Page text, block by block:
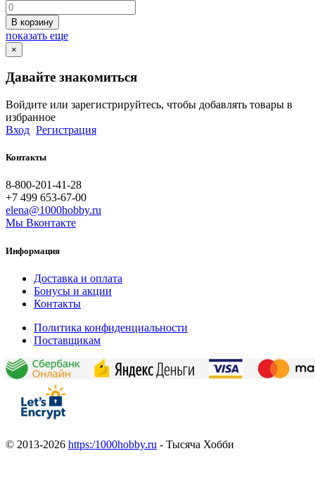
В корзину
показать еще
×
Давайте знакомиться
Войдите или зарегистрируйтесь, чтобы добавлять товары в
избранное
Вход Регистрация
Контакты
8-800-201-41-28
+7 499 653-67-00
elena@1000hobby.ru
Мы Вконтакте
Информация
Доставка и оплата
Бонусы и акции
Контакты
Политика конфиденциальности
Поставщикам
© 2013-2026 https:/1000hobby.ru - Тысяча Хобби